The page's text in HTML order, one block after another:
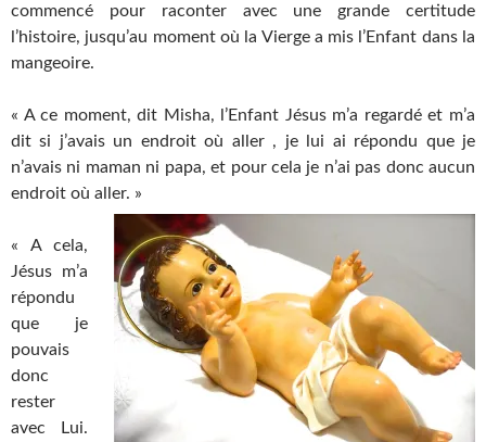
commencé pour raconter avec une grande certitude
l’histoire, jusqu’au moment où la Vierge a mis l’Enfant dans la
mangeoire.
« A ce moment, dit Misha, l’Enfant Jésus m’a regardé et m’a
dit si j’avais un endroit où aller , je lui ai répondu que je
n’avais ni maman ni papa, et pour cela je n’ai pas donc aucun
endroit où aller. »
« A cela,
Jésus m’a
répondu
que je
pouvais
donc
rester
avec Lui.